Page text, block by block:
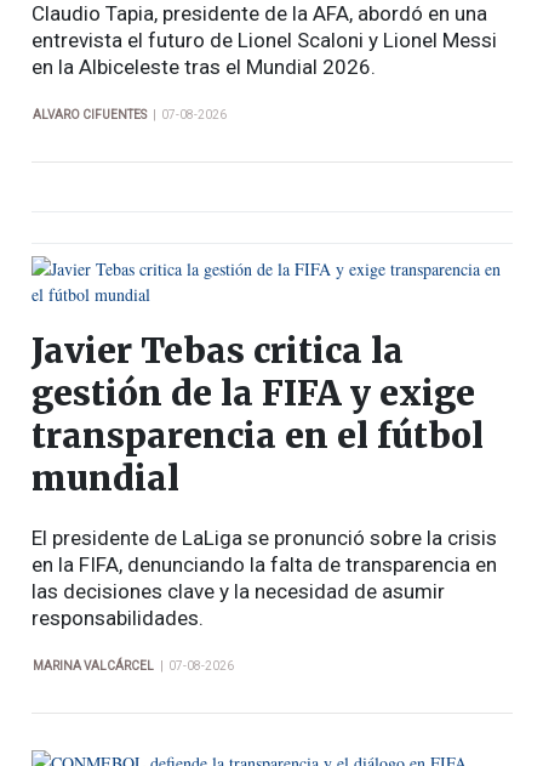
Claudio Tapia, presidente de la AFA, abordó en una
entrevista el futuro de Lionel Scaloni y Lionel Messi
en la Albiceleste tras el Mundial 2026.
ALVARO CIFUENTES | 07-08-2026
Javier Tebas critica la
gestión de la FIFA y exige
transparencia en el fútbol
mundial
El presidente de LaLiga se pronunció sobre la crisis
en la FIFA, denunciando la falta de transparencia en
las decisiones clave y la necesidad de asumir
responsabilidades.
MARINA VALCÁRCEL | 07-08-2026